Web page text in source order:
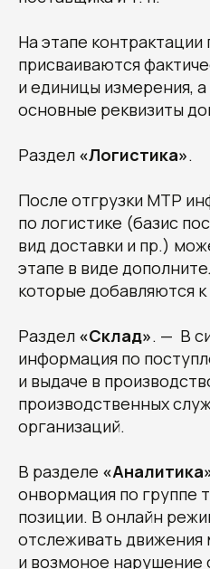
На этапе
присваиваются
и единицы измерения,
основные реквизиты
Раздел «Логистика».
После отгрузки МТР
по логистике (базис
вид доставки и пр.)
этапе в виде
которые добавляются
Раздел «Склад». — В
информация по
и выдаче в
производственных
организаций.
В разделе
онвормация по группе
позиции. В онлайн
отслеживать движения
и возмоное нарушение